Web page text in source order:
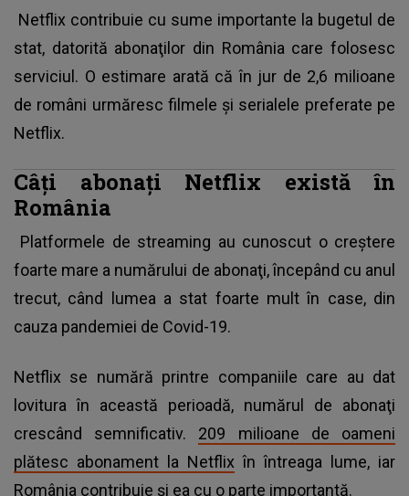
Netflix contribuie cu sume importante la bugetul de
stat, datorită abonaţilor din România care folosesc
serviciul. O estimare arată că în jur de 2,6 milioane
de români urmăresc filmele şi serialele preferate pe
Netflix.
Câţi abonaţi Netflix există în
România
Platformele de streaming au cunoscut o creştere
foarte mare a numărului de abonaţi, începând cu anul
trecut, când lumea a stat foarte mult în case, din
cauza pandemiei de Covid-19.
Netflix se numără printre companiile care au dat
lovitura în această perioadă, numărul de abonaţi
crescând semnificativ. 209 milioane de oameni
plătesc abonament la Netflix în întreaga lume, iar
România contribuie şi ea cu o parte importantă.